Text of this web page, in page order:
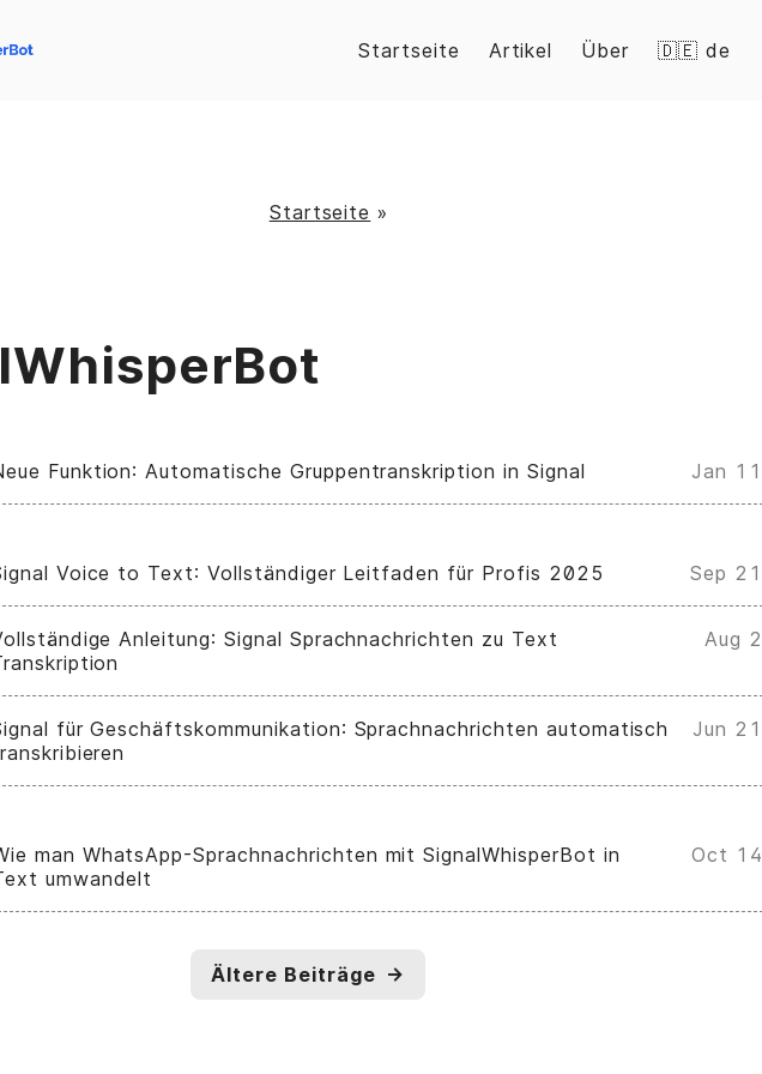
Startseite Artikel Über 🇩🇪 de
Startseite »
Funktion: Automatische Gruppentranskription in Signal Jan 11
Voice to Text: Vollständiger Leitfaden für Profis 2025 Sep 21
Anleitung: Signal Sprachnachrichten zu Text
Aug 2
für Geschäftskommunikation: Sprachnachrichten automatisch
Jun 21
man WhatsApp-Sprachnachrichten mit SignalWhisperBot in
umwandelt
Oct 14
Ältere Beiträge →